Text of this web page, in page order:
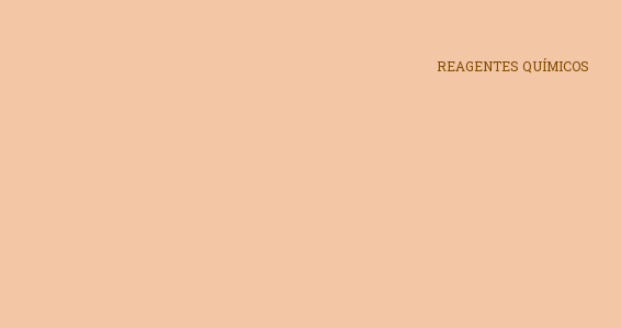
REAGENTES QUÍMICOS